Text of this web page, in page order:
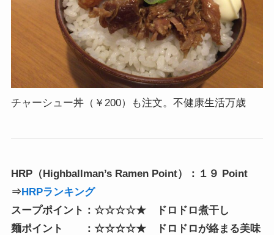
チャーシュー丼（￥200）も注文。不健康生活万歳
HRP（Highballman’s Ramen Point）：１９ Point
⇒HRPランキング
スープポイント：☆☆☆☆★ ドロドロ煮干し
麺ポイント ：☆☆☆☆★ ドロドロが絡まる美味